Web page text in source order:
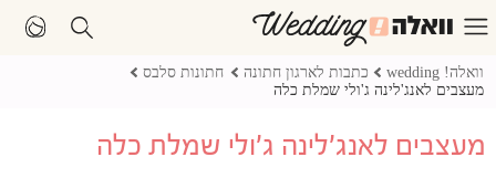
וואלה! wedding כתבות לארגון חתונה
חתונות סלבס
מעצבים לאנג'לינה ג'ולי שמלת כלה
מעצבים לאנג'לינה ג'ולי שמלת כלה